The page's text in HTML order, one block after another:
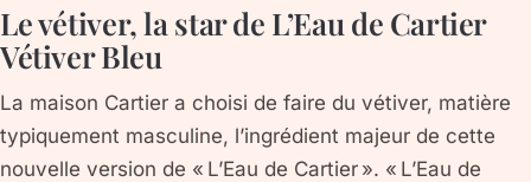
Le vétiver, la star de L’Eau de Cartier
Vétiver Bleu
La maison Cartier a choisi de faire du vétiver, matière
typiquement masculine, l’ingrédient majeur de cette
nouvelle version de « L’Eau de Cartier ». « L’Eau de